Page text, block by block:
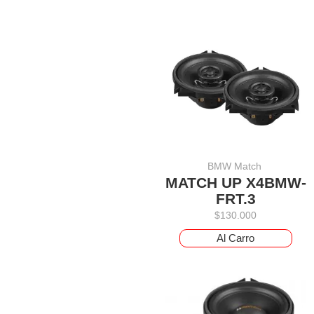
BMW Match
MATCH UP X4BMW-
FRT.3
$130.000
Al Carro